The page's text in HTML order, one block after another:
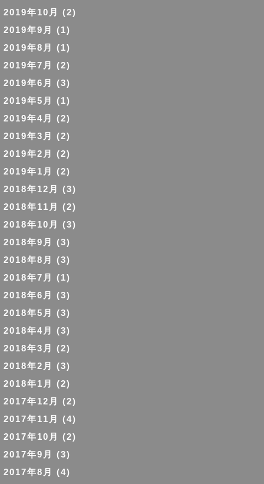
2019年10月
(2)
2019年9月
(1)
2019年8月
(1)
2019年7月
(2)
2019年6月
(3)
2019年5月
(1)
2019年4月
(2)
2019年3月
(2)
2019年2月
(2)
2019年1月
(2)
2018年12月
(3)
2018年11月
(2)
2018年10月
(3)
2018年9月
(3)
2018年8月
(3)
2018年7月
(1)
2018年6月
(3)
2018年5月
(3)
2018年4月
(3)
2018年3月
(2)
2018年2月
(3)
2018年1月
(2)
2017年12月
(2)
2017年11月
(4)
2017年10月
(2)
2017年9月
(3)
2017年8月
(4)